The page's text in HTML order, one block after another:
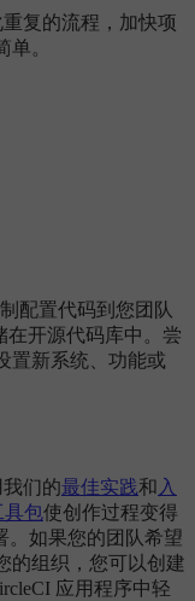
复的流程，加快项
。
配置代码到您团队
在开源代码库中。尝
置新系统、功能或
们的最佳实践和 入
具包使创作过程变得
。如果您的团队希望
的组织，您可以创建
应用程序中轻